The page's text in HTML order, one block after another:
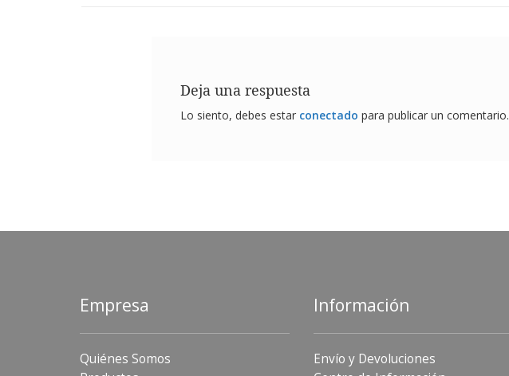
Deja una respuesta
Lo siento, debes estar conectado para publicar un comentario.
Empresa
Quiénes Somos
Información
Envío y Devoluciones